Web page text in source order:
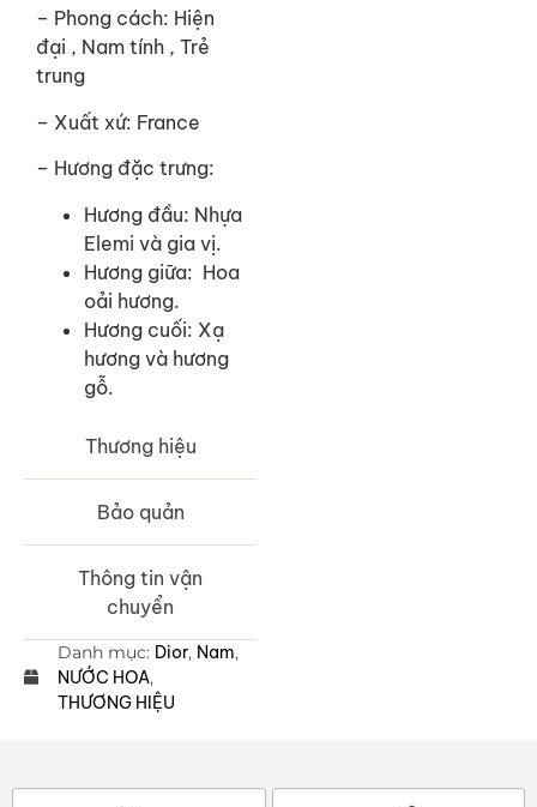
Thương hiệu
Bảo quản
Thông tin vận
chuyển
– Phong cách: Hiện
đại , Nam tính , Trẻ
trung
– Xuất xứ: France
– Hương đặc trưng:
Hương đầu: Nhựa
Elemi và gia vị.
Hương giữa: Hoa
oải hương.
Hương cuối: Xạ
hương và hương
gỗ.
Danh mục: Dior, Nam,
NƯỚC HOA,
THƯƠNG HIỆU